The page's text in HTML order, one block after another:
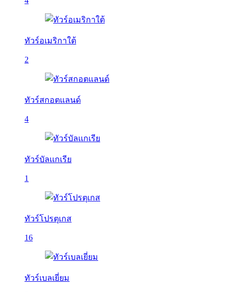
ทัวร์อเมริกาใต้
2
ทัวร์สกอตแลนด์
4
ทัวร์บัลเเกเรีย
1
ทัวร์โปรตุเกส
16
ทัวร์เบลเยี่ยม